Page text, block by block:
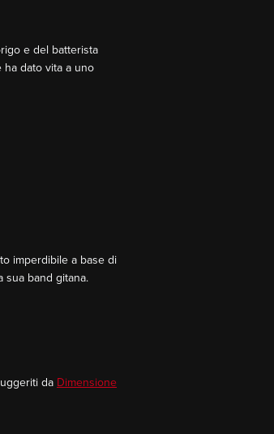
e del batterista
dato vita a uno
imperdibile a base di
sua band gitana.
da Dimensione